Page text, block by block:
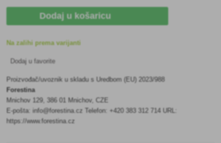
Dodaj u košaricu
Na zalihi prema varijanti
Dodaj u favorite
Proizvođač/uvoznik u skladu s Uredbom (EU) 2023/988
Forestina
Mnichov 129, 386 01 Mnichov, CZE
E-pošta: info@forestina.cz Telefon: +420 383 312 714 URL:
https://www.forestina.cz